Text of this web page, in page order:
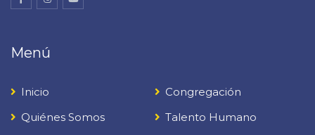
Menú
Inicio
Congregación
Quiénes Somos
Talento Humano